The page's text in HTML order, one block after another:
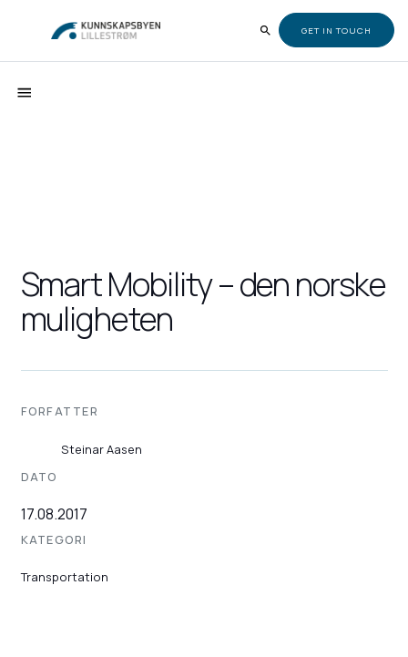
GET IN TOUCH
Smart Mobility – den norske
muligheten
FORFATTER
Steinar Aasen
DATO
17.08.2017
KATEGORI
Transportation